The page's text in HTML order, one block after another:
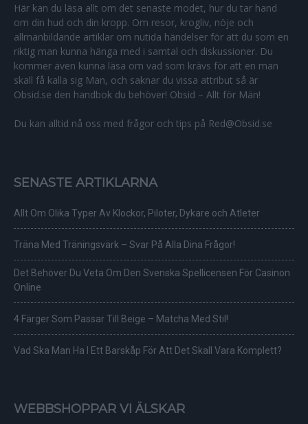
Här kan du läsa allt om det senaste modet, hur du tar hand
om din hud och din kropp. Om resor, krogliv, nöje och
allmänbildande artiklar om nutida händelser för att du som en
riktig man kunna hänga med i samtal och diskussioner. Du
kommer även kunna läsa om vad som krävs för att en man
skall få kalla sig Man, och saknar du vissa attribut så är
Obsid.se den handbok du behöver! Obsid – Allt för Män!
Du kan alltid nå oss med frågor och tips på Red@Obsid.se
SENASTE ARTIKLARNA
Allt Om Olika Typer Av Klockor, Piloter, Dykare och Atleter
Träna Med Träningsvärk – Svar På Alla Dina Frågor!
Det Behöver Du Veta Om Den Svenska Spellicensen För Casinon
Online
4 Färger Som Passar Till Beige – Matcha Med Stil!
Vad Ska Man Ha I Ett Barskåp För Att Det Skall Vara Komplett?
WEBBSHOPPAR VI ÄLSKAR